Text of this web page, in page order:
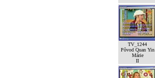
TV_1244
Pôvod Quan Yin
Márie
II